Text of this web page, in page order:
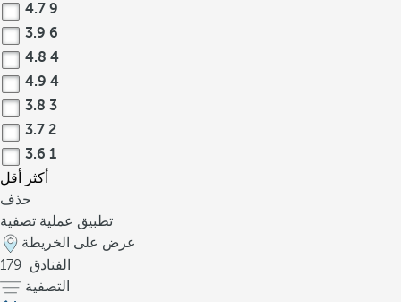
4.7 9
3.9 6
4.8 4
4.9 4
3.8 3
3.7 2
3.6 1
أكثر
أقل
حذف
تطبيق عملية تصفية
عرض على الخريطة
179 الفنادق
التصفية